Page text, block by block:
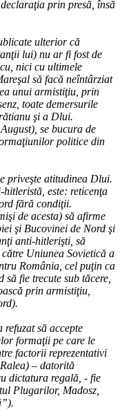
prin presă, însă
ulterior că
lui) nu ar fi fost de
nici cu ultimele
să facă neîntârziat
unui armistiţiu, prin
toate demersurile
şi a Dlui.
se bucura de
politice din
priveşte atitudinea Dlui.
este: reticenţa
fără condiţii.
de acesta) să afirme
şi Bucovinei de Nord şi
anti-hitlerişti, să
Uniunea Sovietică a
România, cel puţin ca
fie trecute sub tăcere,
prin armistiţiu,
să accepte
formaţii pe care le
factorii reprezentativi
– datorită
dictatura regală, - fie
Plugarilor, Madosz,